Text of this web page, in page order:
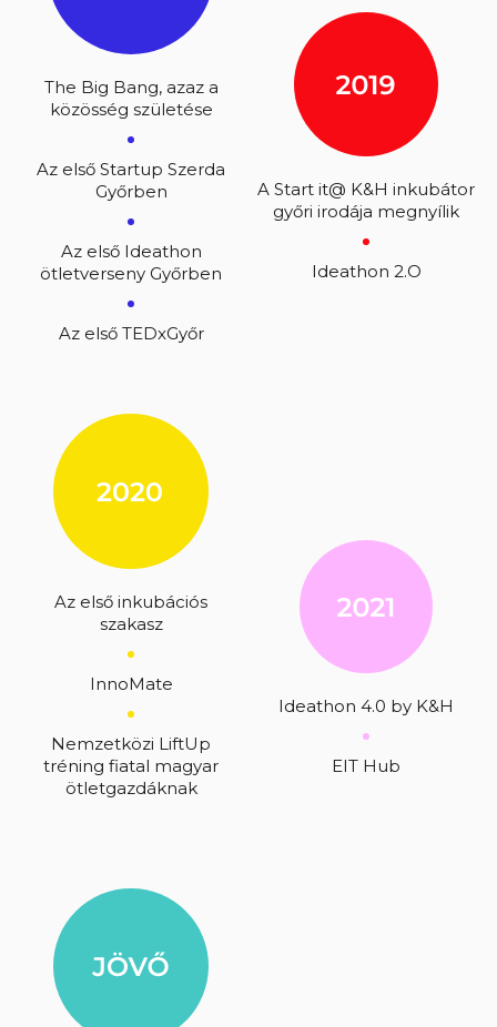
The Big Bang, azaz a
közösség születése
Az első Startup Szerda
Győrben
Az első Ideathon
ötletverseny Győrben
Az első TEDxGyőr
A Start it@ K&H inkubátor
győri irodája megnyílik
Ideathon 2.O
Az első inkubációs
szakasz
InnoMate
Nemzetközi LiftUp
tréning fiatal magyar
ötletgazdáknak
Ideathon 4.0 by K&H
EIT Hub